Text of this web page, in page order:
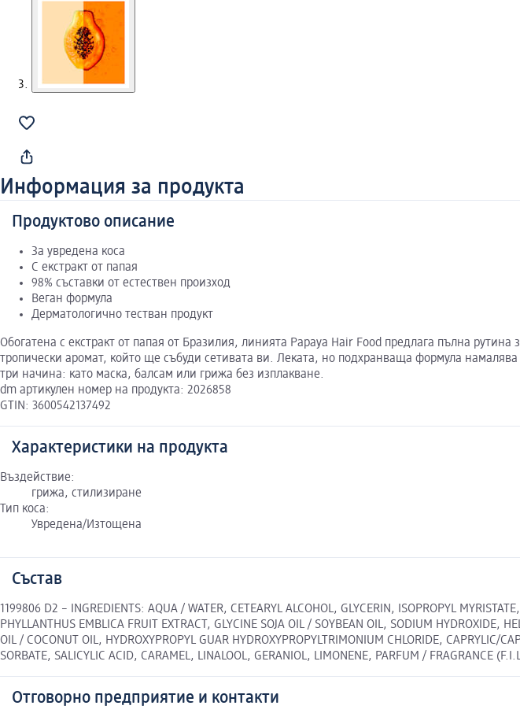
Информация за продукта
Продуктово описание
За увредена коса
С екстракт от папая
98% съставки от естествен произход
Веган формула
Дерматологично тестван продукт
Обогатена с екстракт от папая от Бразилия, линията Papaya Hair Food предлага пълна
тропически аромат, който ще събуди сетивата ви. Леката, но подхранваща формула
три начина: като маска, балсам или грижа без изплакване.
dm артикулен номер на продукта: 2026858
GTIN: 3600542137492
Характеристики на продукта
Въздействие:
грижа, стилизиране
Тип коса:
Увредена/Изтощена
Състав
1199806 D2 – INGREDIENTS: AQUA / WATER, CETEARYL ALCOHOL, GLYCERIN, ISOPROPYL
PHYLLANTHUS EMBLICA FRUIT EXTRACT, GLYCINE SOJA OIL / SOYBEAN OIL, SODIUM HYDROXIDE,
OIL / COCONUT OIL, HYDROXYPROPYL GUAR HYDROXYPROPYLTRIMONIUM CHLORIDE, CAPRYLIC/
SORBATE, SALICYLIC ACID, CARAMEL, LINALOOL, GERANIOL, LIMONENE, PARFUM / FRAGRANCE
Отговорно предприятие и контакти